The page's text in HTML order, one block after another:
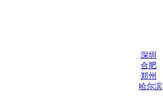
深圳
合肥
郑州
哈尔滨